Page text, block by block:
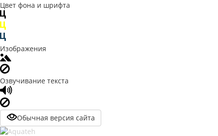
Цвет фона и шрифта
Изображения
Озвучивание текста
Обычная версия сайта